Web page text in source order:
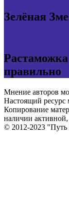
Зелёная
правильно
Мнение авторов
Настоящий ресурс
Копирование
наличии
© 2012-2023 "Путь